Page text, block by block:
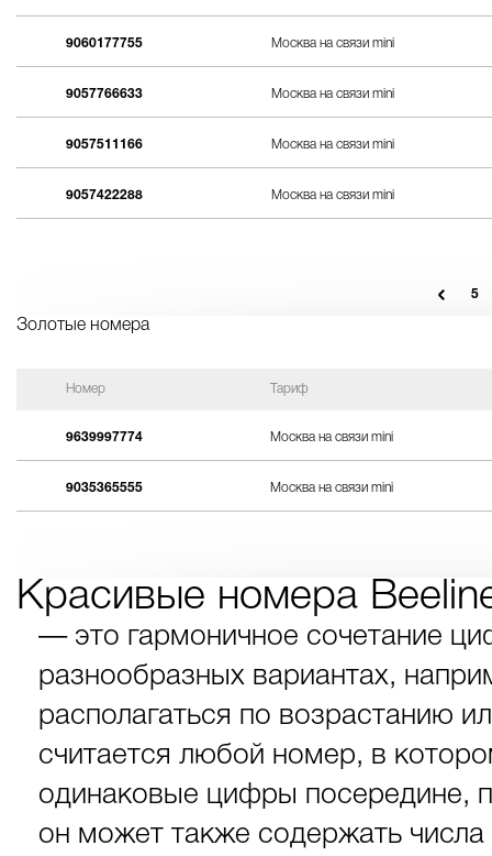
9060177755 Москва на связи mini
9057766633 Москва на связи mini
9057511166 Москва на связи mini
9057422288 Москва на связи mini
5
Золотые номера
Номер Тариф
9639997774 Москва на связи mini
9035365555 Москва на связи mini
Красивые номера
— это гармоничное сочетание
разнообразных вариантах,
располагаться по возрастанию
считается любой номер, в
одинаковые цифры посередине,
он может также содержать